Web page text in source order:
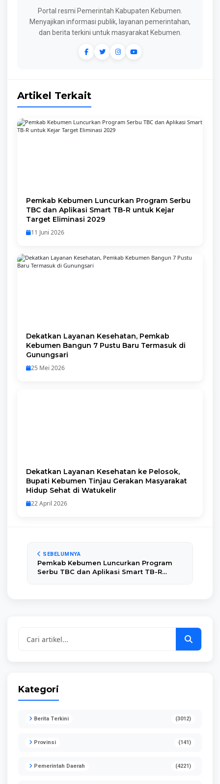
Portal resmi Pemerintah Kabupaten Kebumen.
Menyajikan informasi publik, layanan pemerintahan,
dan berita terkini untuk masyarakat Kebumen.
Artikel Terkait
Pemkab Kebumen Luncurkan Program Serbu
TBC dan Aplikasi Smart TB-R untuk Kejar
Target Eliminasi 2029
11 Juni 2026
Dekatkan Layanan Kesehatan, Pemkab
Kebumen Bangun 7 Pustu Baru Termasuk di
Gunungsari
25 Mei 2026
Dekatkan Layanan Kesehatan ke Pelosok,
Bupati Kebumen Tinjau Gerakan Masyarakat
Hidup Sehat di Watukelir
22 April 2026
SEBELUMNYA
Pemkab Kebumen Luncurkan Program
Serbu TBC dan Aplikasi Smart TB-R
Kategori
Berita Terkini (3012)
Provinsi (141)
Pemerintah Daerah (4221)